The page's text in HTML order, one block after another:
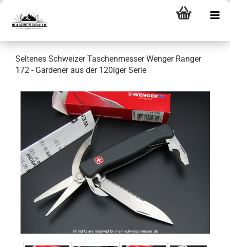
Seltenes Schweizer Taschenmesser Wenger Ranger
172 - Gardener aus der 120iger Serie